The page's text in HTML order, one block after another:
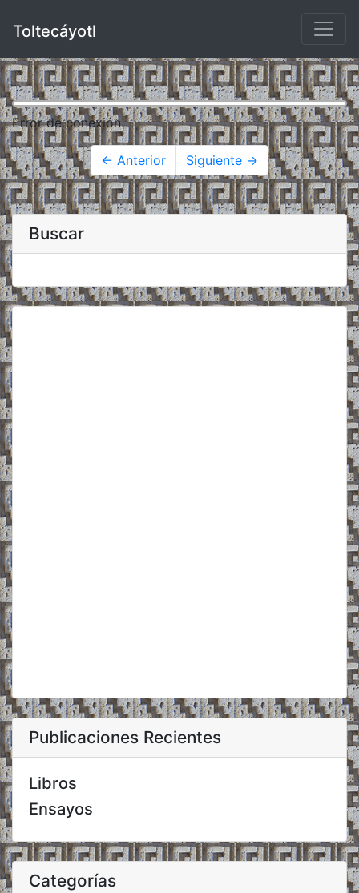
Toltecáyotl
Error de conexión.
← Anterior Siguiente →
Buscar
Publicaciones Recientes
Libros
Ensayos
Categorías